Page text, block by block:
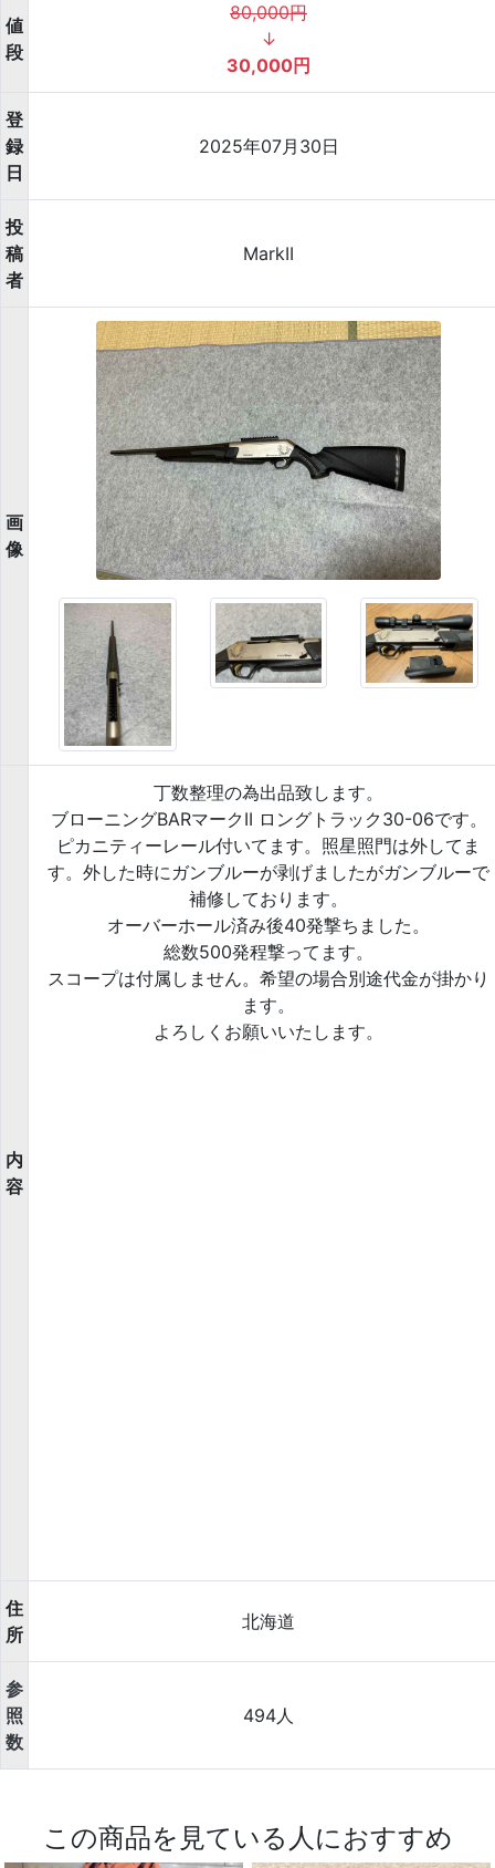
値
段
80,000円
↓
30,000円
登
録
日
2025年07月30日
投
稿
者
MarkII
画
像
内
容
丁数整理の為出品致します。
ブローニングBARマークII ロングトラック30-06です。
ピカニティーレール付いてます。照星照門は外してま
す。外した時にガンブルーが剥げましたがガンブルーで
補修しております。
オーバーホール済み後40発撃ちました。
総数500発程撃ってます。
スコープは付属しません。希望の場合別途代金が掛かり
ます。
よろしくお願いいたします。
住
所
北海道
参
照
数
494人
この商品を見ている人におすすめ